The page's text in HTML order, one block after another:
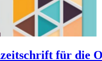
für die